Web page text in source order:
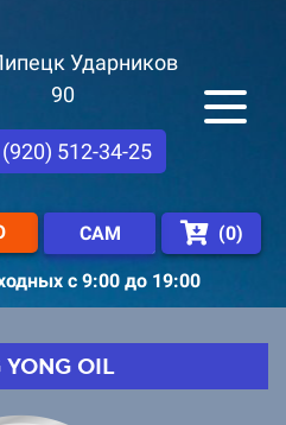
Ударников
90
512-34-25
САМ (0)
с 9:00 до 19:00
YONG OIL